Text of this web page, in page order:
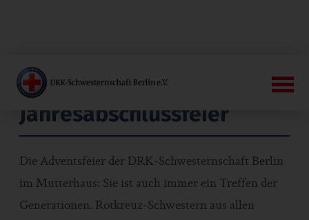
Jahresabschlussfeier
Die Adventsfeier der DRK-Schwesternschaft Berlin
im Mutterhaus: Sie ist auch immer ein Treffen der
Generationen. Rotkreuz-Schwestern aus allen